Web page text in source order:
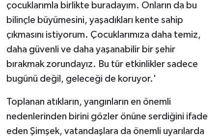
çocuklarımla birlikte buradayım. Onların da bu
bilinçle büyümesini, yaşadıkları kente sahip
çıkmasını istiyorum. Çocuklarımıza daha temiz,
daha güvenli ve daha yaşanabilir bir şehir
bırakmak zorundayız. Bu tür etkinlikler sadece
bugünü değil, geleceği de koruyor.'
Toplanan atıkların, yangınların en önemli
nedenlerinden birini gözler önüne serdiğini ifade
eden Şimşek, vatandaşlara da önemli uyarılarda